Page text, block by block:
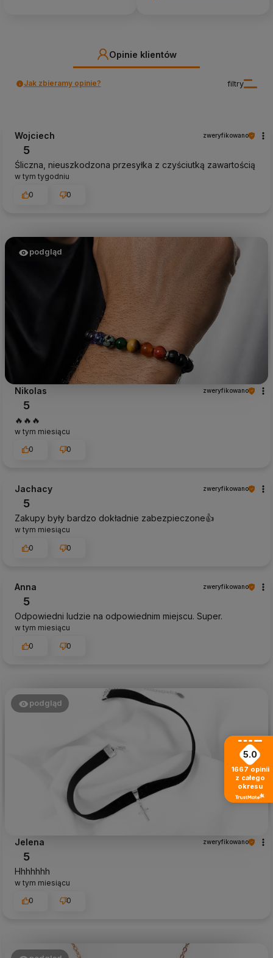
Opinie klientów
filtry
Jak zbieramy opinie?
Wojciech zweryfikowano
5
Śliczna, nieuszkodzona przesyłka z czyściutką zawartością
w tym tygodniu
0
0
podgląd
Nikolas zweryfikowano
5
🔥🔥🔥
w tym miesiącu
0
0
Jachacy zweryfikowano
5
Zakupy były bardzo dokładnie zabezpieczone👍️
w tym miesiącu
0
0
Anna zweryfikowano
5
Odpowiedni ludzie na odpowiednim miejscu. Super.
w tym miesiącu
0
0
podgląd
Jelena zweryfikowano
5
Hhhhhhh
w tym miesiącu
0
0
5.0
1667 opinii
z całego
okresu